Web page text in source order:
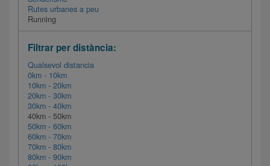
Rutes urbanes a peu
Running
Filtrar per distància:
Qualsevol distancia
0km - 10km
10km - 20km
20km - 30km
30km - 40km
40km - 50km
50km - 60km
60km - 70km
70km - 80km
80km - 90km